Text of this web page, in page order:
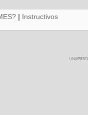
| Instructivos